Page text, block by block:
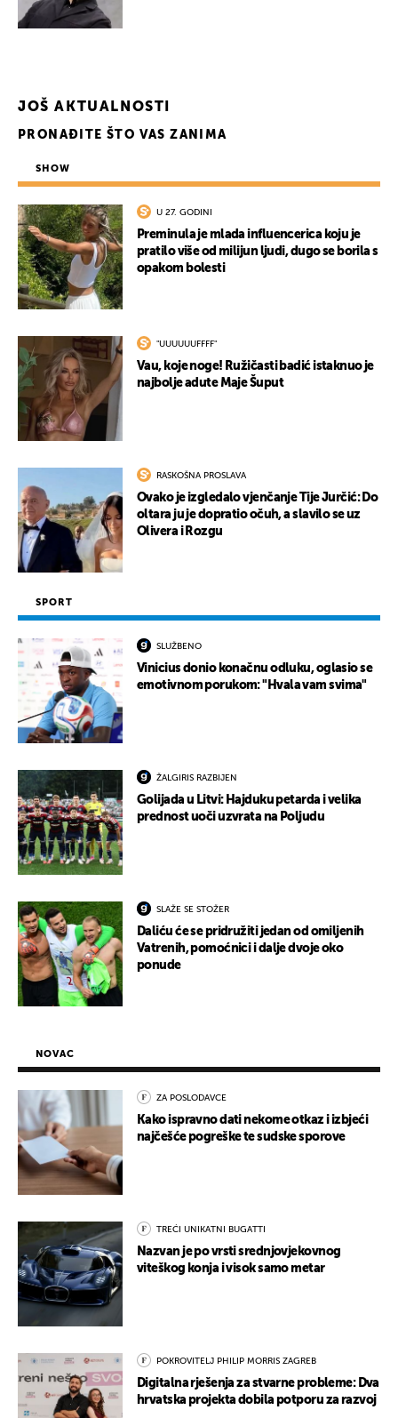
JOŠ AKTUALNOSTI
PRONAĐITE ŠTO VAS ZANIMA
SHOW
U 27. GODINI
Preminula je mlada influencerica koju je
pratilo više od milijun ljudi, dugo se borila s
opakom bolesti
"UUUUUUFFFF"
Vau, koje noge! Ružičasti badić istaknuo je
najbolje adute Maje Šuput
RASKOŠNA PROSLAVA
Ovako je izgledalo vjenčanje Tije Jurčić: Do
oltara ju je dopratio očuh, a slavilo se uz
Olivera i Rozgu
SPORT
SLUŽBENO
Vinicius donio konačnu odluku, oglasio se
emotivnom porukom: "Hvala vam svima"
ŽALGIRIS RAZBIJEN
Golijada u Litvi: Hajduku petarda i velika
prednost uoči uzvrata na Poljudu
SLAŽE SE STOŽER
Daliću će se pridružiti jedan od omiljenih
Vatrenih, pomoćnici i dalje dvoje oko
ponude
NOVAC
ZA POSLODAVCE
Kako ispravno dati nekome otkaz i izbjeći
najčešće pogreške te sudske sporove
TREĆI UNIKATNI BUGATTI
Nazvan je po vrsti srednjovjekovnog
viteškog konja i visok samo metar
POKROVITELJ PHILIP MORRIS ZAGREB
Digitalna rješenja za stvarne probleme: Dva
hrvatska projekta dobila potporu za razvoj
UKLJUČITE NOTIFIKACIJE